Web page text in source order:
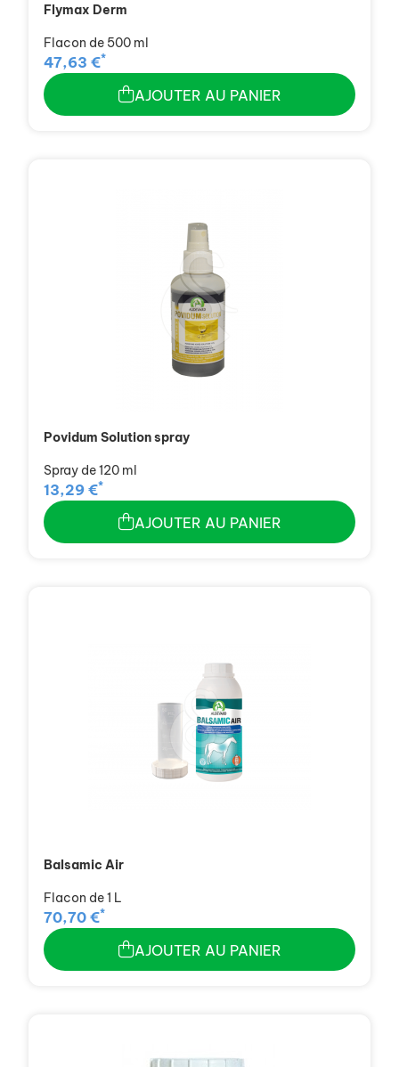
Flymax Derm
Flacon de 500 ml
47,63 €*
AJOUTER AU PANIER
Povidum Solution spray
Spray de 120 ml
13,29 €*
AJOUTER AU PANIER
Balsamic Air
Flacon de 1 L
70,70 €*
AJOUTER AU PANIER